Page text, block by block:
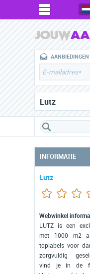
Lutz
INFORMATIE
Lutz
Webwinkel
LUTZ is een
met 1000 m2
toplabels voor
zorgvuldig
vind je in de